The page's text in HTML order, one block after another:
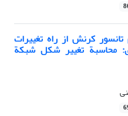
کرنش از راه تغییرات
محاسبة تغییر شکل شبکة